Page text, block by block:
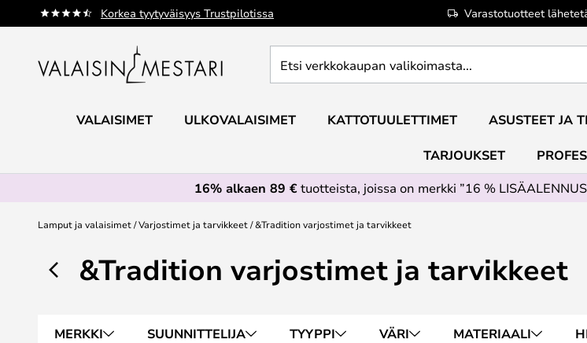
Korkea tyytyväisyys Trustpilotissa Varastotuotteet
Skip
to
verkkokaupan
VALAISIMET ULKOVALAISIMET KATTOTUULETTIMET ASUSTEET JA
TARJOUKSET
16% alkaen 89 €tuotteista, joissa on merkki ”16 %
Lamput ja valaisimet Varjostimet ja tarvikkeet &Tradition varjostimet ja tarvikkeet
&Tradition varjostimet ja tarvikkeet
MERKKI SUUNNITTELIJA TYYPPI VÄRI MATERIAALI